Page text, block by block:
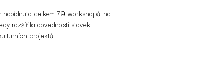
nabídnuto celkem 79 workshopů, na
rozšířila dovednosti stovek
projektů.